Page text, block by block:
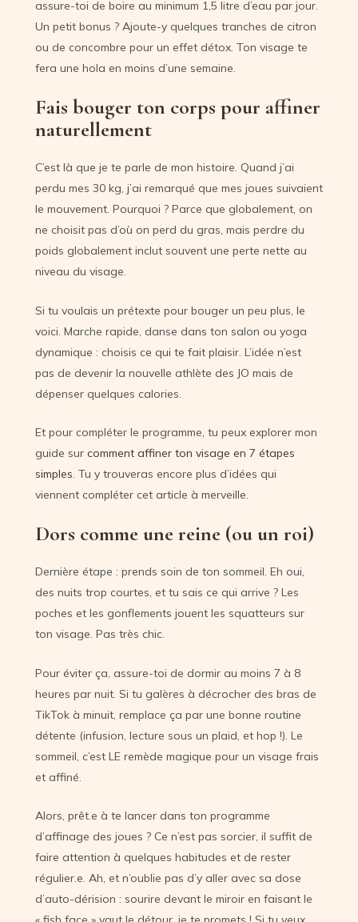
assure-toi de boire au minimum 1,5 litre d’eau par jour.
Un petit bonus ? Ajoute-y quelques tranches de citron
ou de concombre pour un effet détox. Ton visage te
fera une hola en moins d’une semaine.
Fais bouger ton corps pour affiner
naturellement
C’est là que je te parle de mon histoire. Quand j’ai
perdu mes 30 kg, j’ai remarqué que mes joues suivaient
le mouvement. Pourquoi ? Parce que globalement, on
ne choisit pas d’où on perd du gras, mais perdre du
poids globalement inclut souvent une perte nette au
niveau du visage.
Si tu voulais un prétexte pour bouger un peu plus, le
voici. Marche rapide, danse dans ton salon ou yoga
dynamique : choisis ce qui te fait plaisir. L’idée n’est
pas de devenir la nouvelle athlète des JO mais de
dépenser quelques calories.
Et pour compléter le programme, tu peux explorer mon
guide sur comment affiner ton visage en 7 étapes
simples. Tu y trouveras encore plus d’idées qui
viennent compléter cet article à merveille.
Dors comme une reine (ou un roi)
Dernière étape : prends soin de ton sommeil. Eh oui,
des nuits trop courtes, et tu sais ce qui arrive ? Les
poches et les gonflements jouent les squatteurs sur
ton visage. Pas très chic.
Pour éviter ça, assure-toi de dormir au moins 7 à 8
heures par nuit. Si tu galères à décrocher des bras de
TikTok à minuit, remplace ça par une bonne routine
détente (infusion, lecture sous un plaid, et hop !). Le
sommeil, c’est LE remède magique pour un visage frais
et affiné.
Alors, prêt.e à te lancer dans ton programme
d’affinage des joues ? Ce n’est pas sorcier, il suffit de
faire attention à quelques habitudes et de rester
régulier.e. Ah, et n’oublie pas d’y aller avec sa dose
d’auto-dérision : sourire devant le miroir en faisant le